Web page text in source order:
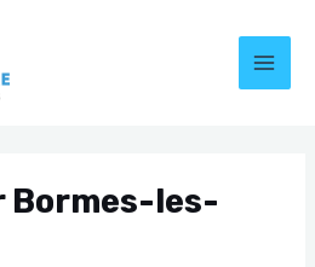
les-